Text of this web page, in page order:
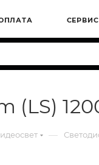
СЕРВИС
(LS)
—